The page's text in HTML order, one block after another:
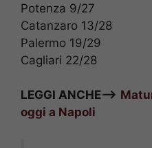
Potenza 9/27
Catanzaro 13/28
Palermo 19/29
Cagliari 22/28
LEGGI ANCHE—>
oggi a Napoli